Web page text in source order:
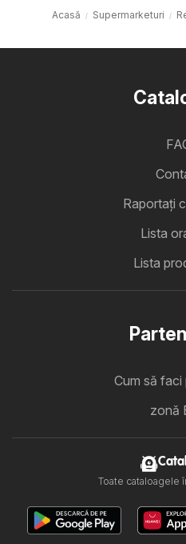
Acasă Supermarketuri
Raportați
Lista
Lista
Cum să faci
zonă
Toate cataloagele